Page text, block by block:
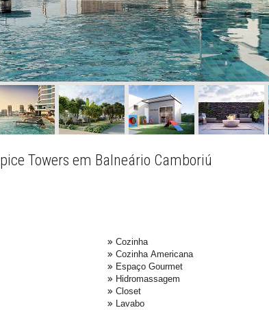
Towers em Balneário Camboriú
Cozinha
Cozinha Americana
Espaço Gourmet
Hidromassagem
Closet
Lavabo